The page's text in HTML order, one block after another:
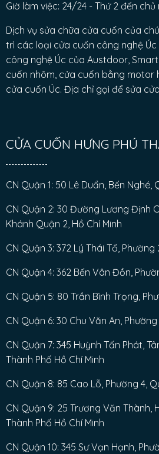
Giờ làm việc: 24/24 - Thứ 2 đến
Dịch vụ sửa chữa cửa cuốn của
trì các loại cửa cuốn công nghệ
công nghệ Úc của Austdoor,
cuốn nhôm, cửa cuốn bằng motor
cửa cuốn Úc. Địa chỉ gọi để sửa
CỬA CUỐN HƯNG PHÚ
CN Quận 1: 50 Lê Duẩn, Bến Nghé,
CN Quận 2: 30 Đường Lương Định
Khánh Quận 2, Hồ Chí Minh
CN Quận 3: 372 Lý Thái Tổ, Phường
CN Quận 4: 362 Bến Vân Đồn,
CN Quận 5: 80 Trần Bình Trọng,
CN Quận 6: 30 Chu Văn An, Phường
CN Quận 7: 345 Huỳnh Tấn Phát,
Thành Phố Hồ Chí Minh
CN Quận 8: 85 Cao Lỗ, Phường 4,
CN Quận 9: 25 Trương Văn Thành,
Thành Phố Hồ Chí Minh
CN Quận 10: 345 Sư Vạn Hạnh,